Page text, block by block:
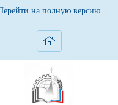
на полную версию